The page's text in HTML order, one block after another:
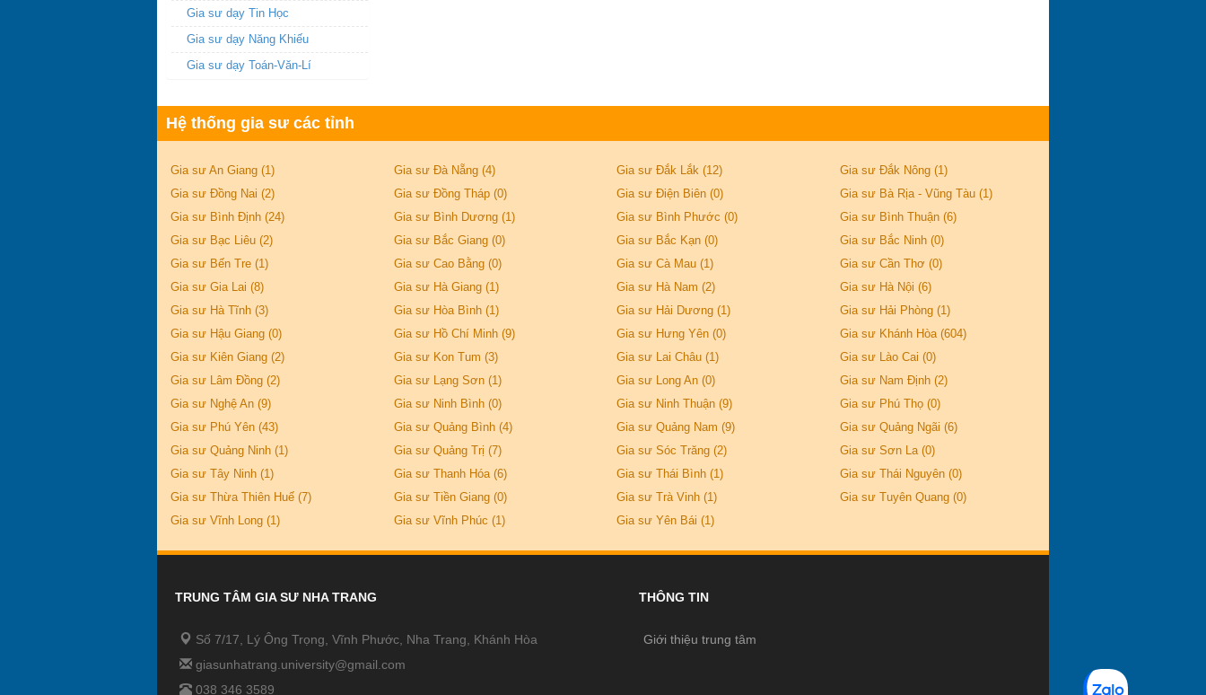
Gia sư dạy Tin Học
Gia sư dạy Năng Khiếu
Gia sư dạy Toán-Văn-Lí
Hệ thống gia sư các tỉnh
Gia sư An Giang (1) Gia sư Đà Nẵng (4) Gia sư Đắk Lắk (12)
Gia sư Đắk Nông (1)
Gia sư Đồng Nai (2)
Gia sư Đồng Tháp (0) Gia sư Điện Biên (0)
Gia sư Bà Rịa - Vũng Tàu (1)
Gia sư Bình Định (24)
Gia sư Bình Dương (1) Gia sư Bình Phước (0)
Gia sư Bình Thuận (6)
Gia sư Bạc Liêu (2)
Gia sư Bắc Giang (0) Gia sư Bắc Kạn (0)
Gia sư Bắc Ninh (0)
Gia sư Bến Tre (1)
Gia sư Cao Bằng (0) Gia sư Cà Mau (1)
Gia sư Cần Thơ (0)
Gia sư Gia Lai (8)
Gia sư Hà Giang (1) Gia sư Hà Nam (2)
Gia sư Hà Nội (6)
Gia sư Hà Tĩnh (3)
Gia sư Hòa Bình (1) Gia sư Hải Dương (1)
Gia sư Hải Phòng (1)
Gia sư Hậu Giang (0)
Gia sư Hồ Chí Minh (9) Gia sư Hưng Yên (0)
Gia sư Khánh Hòa (604)
Gia sư Kiên Giang (2)
Gia sư Kon Tum (3) Gia sư Lai Châu (1)
Gia sư Lào Cai (0)
Gia sư Lâm Đồng (2)
Gia sư Lạng Sơn (1) Gia sư Long An (0)
Gia sư Nam Định (2)
Gia sư Nghệ An (9)
Gia sư Ninh Bình (0) Gia sư Ninh Thuận (9)
Gia sư Phú Thọ (0)
Gia sư Phú Yên (43)
Gia sư Quảng Bình (4) Gia sư Quảng Nam (9)
Gia sư Quảng Ngãi (6)
Gia sư Quảng Ninh (1)
Gia sư Quảng Trị (7) Gia sư Sóc Trăng (2)
Gia sư Sơn La (0)
Gia sư Tây Ninh (1)
Gia sư Thanh Hóa (6) Gia sư Thái Bình (1)
Gia sư Thái Nguyên (0)
Gia sư Thừa Thiên Huế (7)
Gia sư Tiền Giang (0) Gia sư Trà Vinh (1)
Gia sư Tuyên Quang (0)
Gia sư Vĩnh Long (1)
Gia sư Vĩnh Phúc (1) Gia sư Yên Bái (1)
TRUNG TÂM GIA SƯ NHA TRANG
Số 7/17, Lý Ông Trọng, Vĩnh Phước, Nha Trang, Khánh Hòa
giasunhatrang.university@gmail.com
038 346 3589
THÔNG TIN
Giới thiệu trung tâm